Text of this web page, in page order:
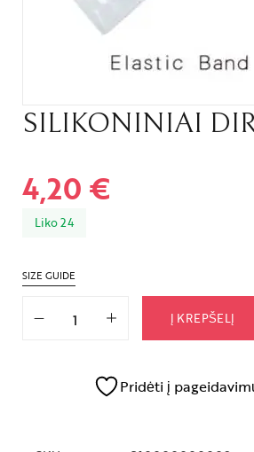
SILIKONINIAI
4,20 €
Liko 24
SIZE GUIDE
Į KREPŠELĮ
Pridėti į